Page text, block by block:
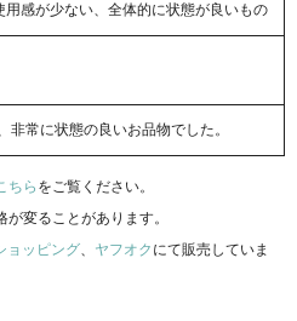
用感が少ない、全体的に状態が良いもの
非常に状態の良いお品物でした。
ちら をご覧ください。
変ることがあります。
ョッピング、 ヤフオク にて販売していま